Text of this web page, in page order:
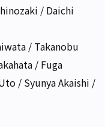
/ Daichi
/ Takanobu
/ Fuga
/ Syunya Akaishi /